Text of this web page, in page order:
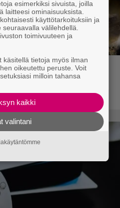
Ghost Recon -
mukaan
esimerkiksi sivuista, joilla
laitteesi ominaisuuksista.
käyttötarkoituksiin ja
välilehdellä.
toimivuuteen ja
tietoja myös ilman
oikeutettu peruste. Voit
milloin tahansa
kaikki
valintani